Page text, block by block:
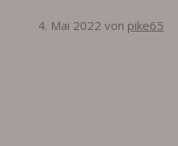
4. Mai 2022 von pike65